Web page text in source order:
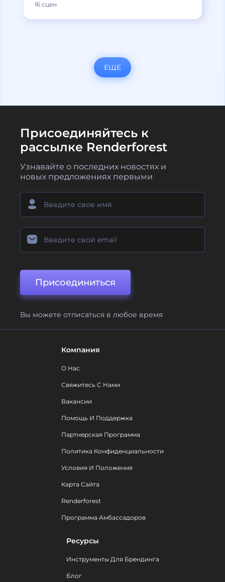
16 сцен
ЕЩЕ
Присоединяйтесь к
рассылке Renderforest
Узнавайте о последних новостях и
новых предложениях первыми
Присоединиться
Вы можете отписаться в любое время
Компания
О Нас
Свяжитесь С Нами
Вакансии
Помощь И Поддержка
Партнерская Программа
Политика Конфиденциальности
Условия И Положения
Карта Сайта
Renderforest
Программа Амбассадоров
Ресурсы
Инструменты Для Брендинга
Блог